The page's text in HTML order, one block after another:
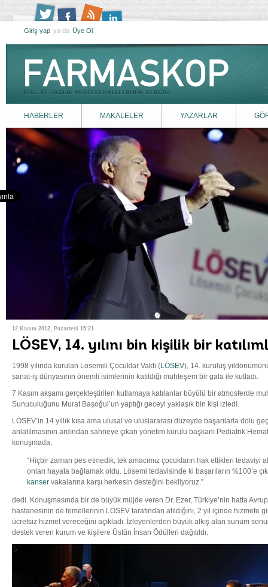
Giriş yap ya da Üye Ol
HABERLER MAKALELER YAZARLAR
12 Kasım 2012, Pazartesi 15:21
LÖSEV, 14. yılını bin kişilik bir
1998 yılında kurulan Lösemili Çocuklar Vakfı (LÖSEV), 14. kuruluş
sanat-iş dünyasının önemli isimlerinin katıldığı muhteşem bir gala ile kutladı.
7 Kasım akşamı gerçekleştirilen kutlamaya katılanlar büyülü bir atmosferde
Sunuculuğunu Murat Başoğul’un yaptığı geceyi yaklaşık bin kişi izledi.
LÖSEV’in 14 yıllık kısa ama ulusal ve uluslararası düzeyde başarılarla dolu
anlatılmasının ardından sahneye çıkan yönetim kurulu başkanı Pediatrik
konuşmada,
“Hiçbir zaman pes etmedik, tek amacımız çocukların hak ettikleri tedaviyi
onları hayata bağlamak oldu. Lösemi tedavisinde ki başarıların %100’e
kanser vakalarına karşı herkesin desteğini bekliyoruz.”
dedi. Konuşmasında bir de büyük müjde veren Dr. Ezer, Türkiye’nin hatta
hastanesinin de temellerinin LÖSEV tarafından atıldığını, 2 yıl içinde
ücretsiz hizmet vereceğini açıkladı. İzleyenlerden büyük alkış alan sunum
destek veren kurum ve kişilere Üstün İnsan Ödülleri dağıtıldı.